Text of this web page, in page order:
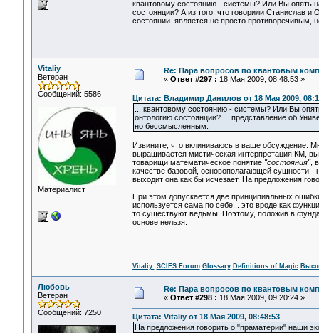
квантовому состоянию - системы? Или Вы опять
состоянции? А из того, что говорили Станислав
состоянии является не просто противоречивым,
Vitaliy
Ветеран
Сообщений: 5586
Материалист
Re: Пара вопросов по квантовым
« Ответ #297 : 18 Мая 2009, 08:48:53 »
Цитата: Владимир Данилов от 18 Мая 2009,
... квантовому состоянию - системы? Или Вы
онтологию состоянции? ... представление об
но бессмысленным.
Извините, что вклиниваюсь в ваше обсуждение.
выращивается мистическая интерпретация КМ,
товарищи математическое понятие "состояния",
качестве базовой, основополагающей сущности
выходит она как бы исчезает. На предложения
При этом допускается две принципиальных
используется сама по себе... это вроде как
то существуют ведьмы. Поэтому, положив в
основе нельзя.
Vitaliy: SCIES Forum Glossary Definitions of Magic
Любовь
Ветеран
Сообщений: 7250
Re: Пара вопросов по квантовым
« Ответ #298 : 18 Мая 2009, 09:20:24 »
Цитата: Vitaliy от 18 Мая 2009, 08:48:53
На предложения говорить о "праматерии" наши